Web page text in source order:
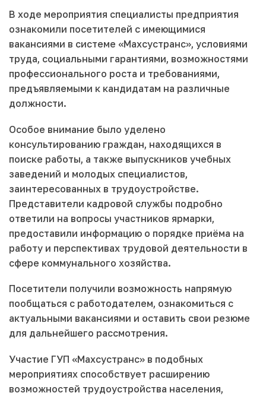
В ходе мероприятия специалисты предприятия
ознакомили посетителей с имеющимися
вакансиями в системе «Махсустранс», условиями
труда, социальными гарантиями, возможностями
профессионального роста и требованиями,
предъявляемыми к кандидатам на различные
должности.
Особое внимание было уделено
консультированию граждан, находящихся в
поиске работы, а также выпускников учебных
заведений и молодых специалистов,
заинтересованных в трудоустройстве.
Представители кадровой службы подробно
ответили на вопросы участников ярмарки,
предоставили информацию о порядке приёма на
работу и перспективах трудовой деятельности в
сфере коммунального хозяйства.
Посетители получили возможность напрямую
пообщаться с работодателем, ознакомиться с
актуальными вакансиями и оставить свои резюме
для дальнейшего рассмотрения.
Участие ГУП «Махсустранс» в подобных
мероприятиях способствует расширению
возможностей трудоустройства населения,